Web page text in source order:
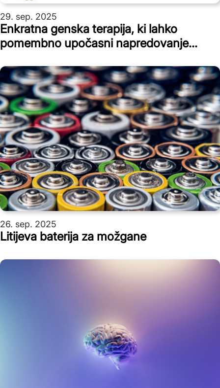
29. sep. 2025
Enkratna genska terapija, ki lahko
pomembno upočasni napredovanje
26. sep. 2025
Litijeva baterija za možgane